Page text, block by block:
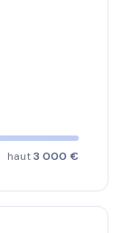
haut3 000 €